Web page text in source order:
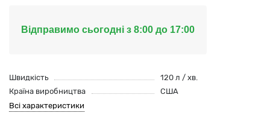
Відправимо сьогодні з 8:00 до 17:00
Швидкість
120 л / хв.
Країна виробництва
США
Всі характеристики